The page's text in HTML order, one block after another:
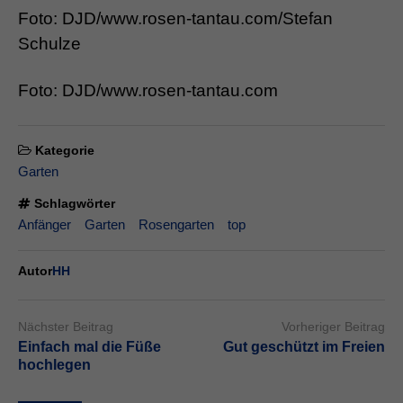
Foto: DJD/www.rosen-tantau.com/Stefan
Schulze
Foto: DJD/www.rosen-tantau.com
Kategorie
Garten
Schlagwörter
Anfänger Garten Rosengarten top
Autor HH
Nächster Beitrag
Einfach mal die Füße
hochlegen
Vorheriger Beitrag
Gut geschützt im Freien